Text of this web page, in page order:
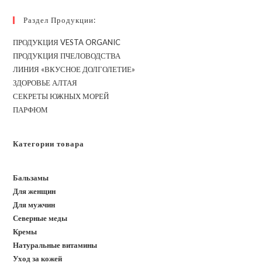
Раздел Продукции:
ПРОДУКЦИЯ VESTA ORGANIC
ПРОДУКЦИЯ ПЧЕЛОВОДСТВА
ЛИНИЯ «ВКУСНОЕ ДОЛГОЛЕТИЕ»
ЗДОРОВЬЕ АЛТАЯ
СЕКРЕТЫ ЮЖНЫХ МОРЕЙ
ПАРФЮМ
Категории товара
Бальзамы
Для женщин
Для мужчин
Северные меды
Кремы
Натуральные витамины
Уход за кожей